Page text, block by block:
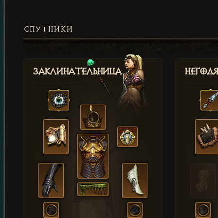
СПУТНИКИ
Заклинательница